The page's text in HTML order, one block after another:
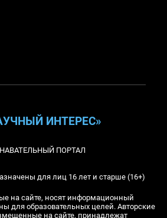
ИНТЕРЕС»
ПОРТАЛ
для лиц 16 лет и старше (16+)
на сайте, носят информационный
для образовательных целей. Авторские
на сайте, принадлежат